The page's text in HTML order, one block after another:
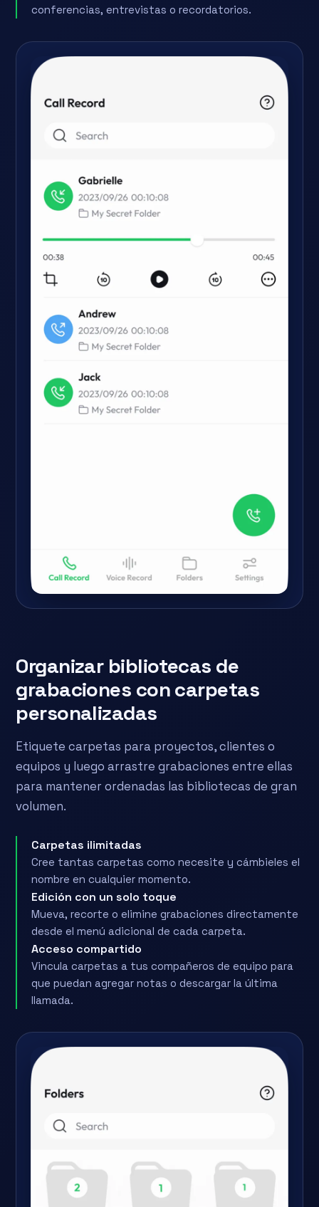
conferencias, entrevistas o recordatorios.
Organizar bibliotecas de
grabaciones con carpetas
personalizadas
Etiquete carpetas para proyectos, clientes o
equipos y luego arrastre grabaciones entre ellas
para mantener ordenadas las bibliotecas de gran
volumen.
Carpetas ilimitadas
Cree tantas carpetas como necesite y cámbieles el
nombre en cualquier momento.
Edición con un solo toque
Mueva, recorte o elimine grabaciones directamente
desde el menú adicional de cada carpeta.
Acceso compartido
Vincula carpetas a tus compañeros de equipo para
que puedan agregar notas o descargar la última
llamada.